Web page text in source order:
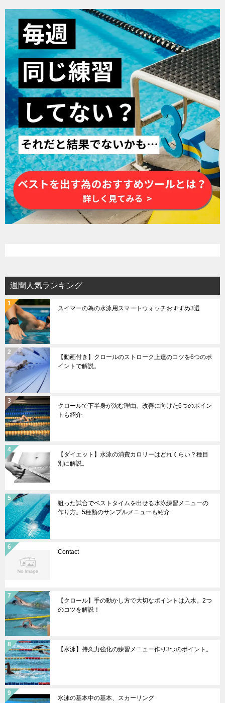
週間人気ランキング
スイマーの為の水泳用スマートウォッチおすすめ3選
【動画付き】クロールのストローク上達のコツを6つのポ
イントで解説。
クロールで下半身が沈む理由。改善に向けた6つのポイン
トも紹介
【ダイエット】水泳の消費カロリーはどれくらい？種目
別に解説。
狙った試合でベストタイムを出せる水泳練習メニューの
作り方。5種類のサンプルメニューも紹介
Contact
【クロール】手の動かし方で大切なポイントは入水。2つ
のコツを解説！
【水泳】持久力強化の練習メニュー作り3つのポイント。
水泳の基本中の基本、スカーリング